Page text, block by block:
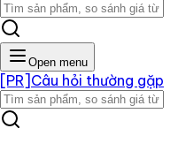
Open menu
[PR] Câu hỏi thường gặp